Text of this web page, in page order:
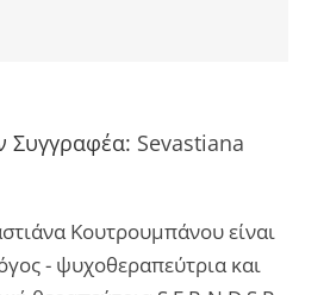
Συγγραφέα: Sevastiana
Κουτρουμπάνου είναι
- ψυχοθεραπεύτρια και